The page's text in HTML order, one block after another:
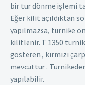
bir tur dönme işlemi
Eğer kilit açıldıktan
yapılmazsa, turnike
kilitlenir. T 1350
gösteren , kırmızı
mevcuttur .
yapılabilir.